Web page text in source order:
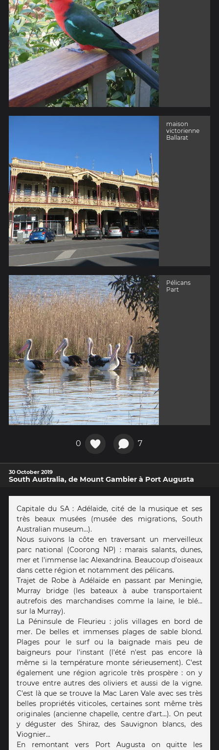
maison
victorienne
Ballarat
Pélicans
Part
0 7
30 October 2019
South Australia, de Mount Gambier à Port Augusta
Capitale du SA : Adélaïde, cité de la musique et ses
très beaux musées (musée des migrations, South
Australian museum...).
Nous suivons la côte en traversant un merveilleux
parc national (Coorong NP) : marais salants, dunes,
mer et l'immense lac Alexandrina. Beaucoup d'oiseaux
dans cette région et notamment des pélicans.
Trajet de Robe à Adélaïde en passant par Meningie,
Murray bridge (les bateaux à aube transportaient
autrefois des marchandises comme la laine, le blé...
sur la Murray).
La Péninsule de Fleurieu : jolis villages en bord de
mer. De belles et immenses plages de sable blond.
Plages pour le surf ou la baignade mais peu de
baigneurs pour l'instant (l'été n'est pas encore là
même si la température monte sérieusement). C'est
également une région agricole très prospère : on y
trouve entre autres des oliviers et aussi de la vigne.
C'est là que se trouve la Mac Laren Vale avec ses très
belles propriétés viticoles, certaines sont même très
originales (ancienne chapelle, centre d'art...). On peut
y déguster des Shiraz, des Sauvignon blancs, des
Viognier...
En remontant vers Port Augusta on quitte les